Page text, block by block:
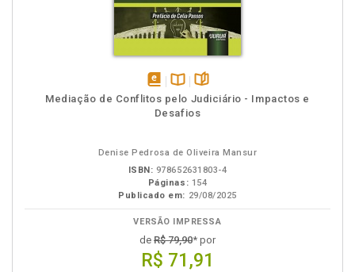
disponível
em
Disponível
na
páginas
Mediação de Conflitos pelo Judiciário - Impactos e
Desafios
Denise Pedrosa de Oliveira Mansur
ISBN: 978652631803-4
Páginas: 154
Publicado em: 29/08/2025
VERSÃO IMPRESSA
de R$ 79,90* por
R$ 71,91